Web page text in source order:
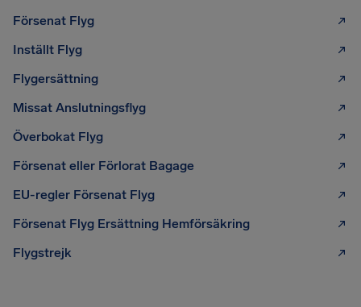
Försenat Flyg
Inställt Flyg
Flygersättning
Missat Anslutningsflyg
Överbokat Flyg
Försenat eller Förlorat Bagage
EU-regler Försenat Flyg
Försenat Flyg Ersättning Hemförsäkring
Flygstrejk